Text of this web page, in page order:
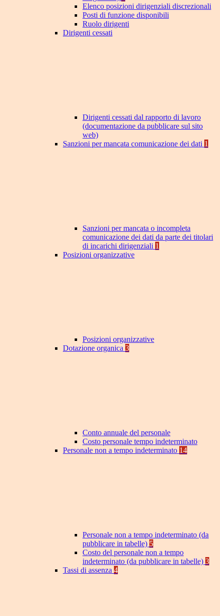
Elenco posizioni dirigenziali discrezionali
Posti di funzione disponibili
Ruolo dirigenti
Dirigenti cessati
Dirigenti cessati dal rapporto di lavoro
(documentazione da pubblicare sul sito
web)
Sanzioni per mancata comunicazione dei dati 1
Sanzioni per mancata o incompleta
comunicazione dei dati da parte dei titolari
di incarichi dirigenziali 1
Posizioni organizzative
Posizioni organizzative
Dotazione organica 3
Conto annuale del personale
Costo personale tempo indeterminato
Personale non a tempo indeterminato 14
Personale non a tempo indeterminato (da
pubblicare in tabelle) 5
Costo del personale non a tempo
indeterminato (da pubblicare in tabelle) 3
Tassi di assenza 4